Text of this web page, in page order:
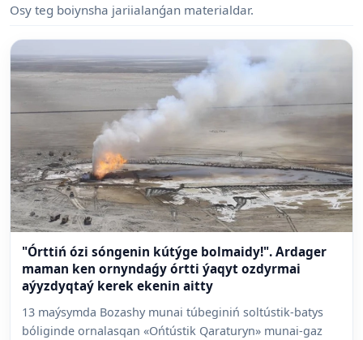
Osy teg boiynsha jariialanǵan materialdar.
"Órttiń ózi sóngenin kútýge bolmaidy!". Ardager
maman ken ornyndaǵy órtti ýaqyt ozdyrmai
aýyzdyqtaý kerek ekenin aitty
13 maýsymda Bozashy munai túbeginiń soltústik-batys
bóliginde ornalasqan «Ońtústik Qaraturyn» munai-gaz